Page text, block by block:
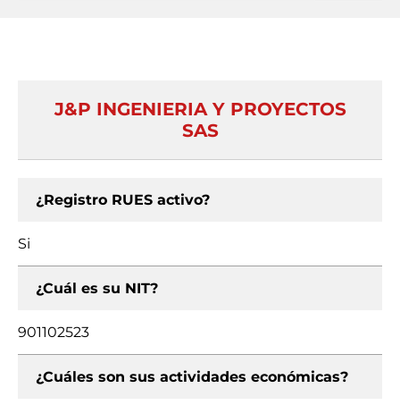
J&P INGENIERIA Y PROYECTOS
SAS
¿Registro RUES activo?
Si
¿Cuál es su NIT?
901102523
¿Cuáles son sus actividades económicas?